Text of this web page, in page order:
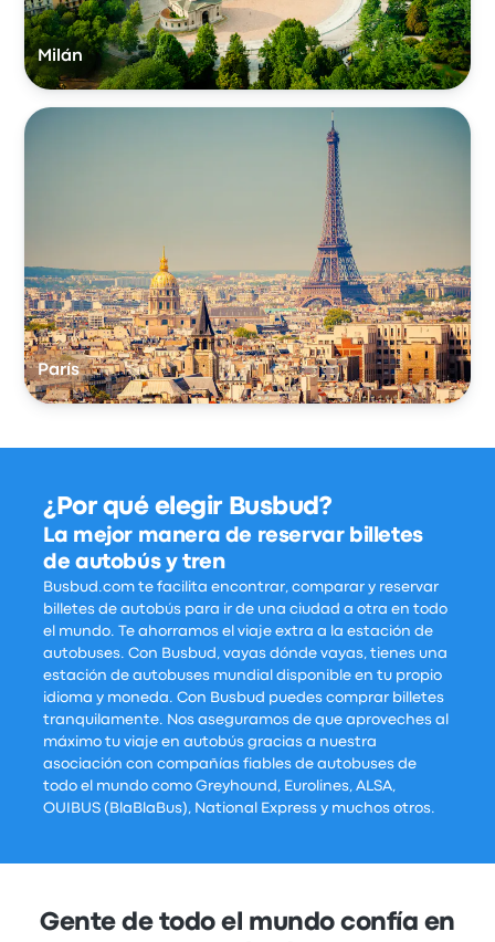
Milán
París
¿Por qué elegir Busbud?
La mejor manera de reservar billetes
de autobús y tren
Busbud.com te facilita encontrar, comparar y reservar
billetes de autobús para ir de una ciudad a otra en todo
el mundo. Te ahorramos el viaje extra a la estación de
autobuses. Con Busbud, vayas dónde vayas, tienes una
estación de autobuses mundial disponible en tu propio
idioma y moneda. Con Busbud puedes comprar billetes
tranquilamente. Nos aseguramos de que aproveches al
máximo tu viaje en autobús gracias a nuestra
asociación con compañías fiables de autobuses de
todo el mundo como Greyhound, Eurolines, ALSA,
OUIBUS (BlaBlaBus), National Express y muchos otros.
Gente de todo el mundo confía en